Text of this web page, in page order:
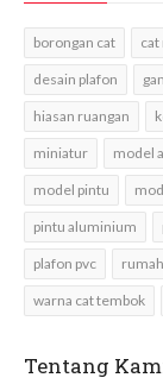
borongan cat cat
desain plafon
hiasan ruangan
miniatur model
model pintu
pintu aluminium
plafon pvc
warna cat tembok
Tentang